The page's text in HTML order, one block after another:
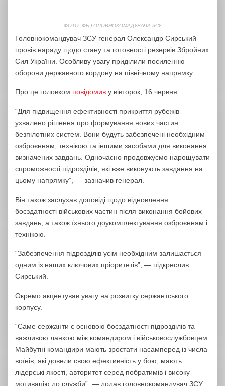
ФОТО: ФБ ГОЛОВНОКОМАДУВАЧА ЗСУ
Головнокомандувач ЗСУ генерал Олександр Сирський
провів нараду щодо стану та готовності резервів Збройних
Сил України. Особливу увагу приділили посиленню
оборони державного кордону на північному напрямку.
Про це головком повідомив у вівторок, 16 червня.
“Для підвищення ефективності прикриття рубежів
ухвалено рішення про формування нових частин
безпілотних систем. Вони будуть забезпечені необхідним
озброєнням, технікою та іншими засобами для виконання
визначених завдань. Одночасно продовжуємо нарощувати
спроможності підрозділів, які вже виконують завдання на
цьому напрямку”, — зазначив генерал.
Він також заслухав доповіді щодо відновлення
боєздатності військових частин після виконання бойових
завдань, а також їхнього доукомплектування озброєнням і
технікою.
“Забезпечення підрозділів усім необхідним залишається
одним із наших ключових пріоритетів”, — підкреслив
Сирський.
Окремо акцентував увагу на розвитку сержантського
корпусу.
“Саме сержанти є основою боєздатності підрозділів та
важливою ланкою між командиром і військовослужбовцем.
Майбутні командири мають зростати насамперед із числа
воїнів, які довели свою ефективність у бою, мають
лідерські якості, авторитет серед побратимів і високу
мотивацію до служби”, — додав головнокомандувач ЗСУ.